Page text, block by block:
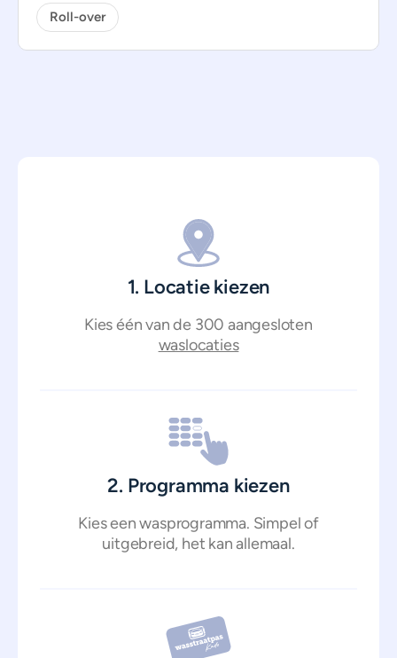
Roll-over
1. Locatie kiezen
Kies één van de 300 aangesloten
waslocaties
2. Programma kiezen
Kies een wasprogramma. Simpel of
uitgebreid, het kan allemaal.